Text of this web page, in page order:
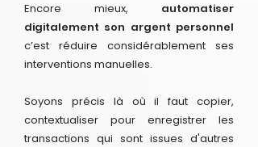
Encore mieux, automatiser
digitalement son argent personnel
c’est réduire considérablement ses
interventions manuelles.
Soyons précis là où il faut copier,
contextualiser pour enregistrer les
transactions qui sont issues d'autres